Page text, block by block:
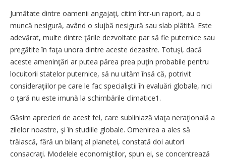
Jumătate dintre oamenii angajaţi, citim într-un raport, au o
muncă nesigură, având o slujbă nesigură sau slab plătită. Este
adevărat, multe dintre ţările dezvoltate par să fie puternice sau
pregătite în faţa unora dintre aceste dezastre. Totuşi, dacă
aceste ameninţări ar putea părea prea puţin probabile pentru
locuitorii statelor puternice, să nu uităm însă că, potrivit
consideraţiilor pe care le fac specialiştii în evaluări globale, nici
o ţară nu este imună la schimbările climatice1.
Găsim aprecieri de acest fel, care subliniază viaţa neraţională a
zilelor noastre, şi în studiile globale. Omenirea a ales să
trăiască, fără un bilanţ al planetei, constată doi autori
consacraţi. Modelele economiştilor, spun ei, se concentrează